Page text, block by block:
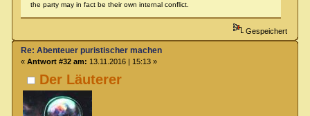
the party may in fact be their own internal conflict.
Gespeichert
Der Läuterer
Re: Abenteuer puristischer machen
« Antwort #32 am: 13.11.2016 | 15:13 »